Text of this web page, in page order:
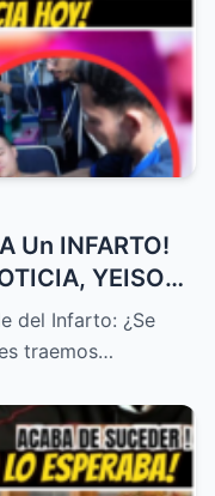
Un INFARTO!
YEISON
– HTT
del Infarto: ¿Se
traemos…